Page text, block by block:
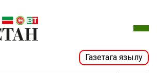
Газетага язылу